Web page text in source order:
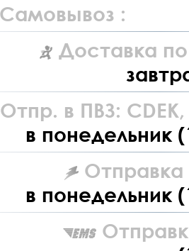
Самовывоз :
Доставка
Отпр. в ПВЗ: CDEK,
в понедельник
Отправка
в понедельник